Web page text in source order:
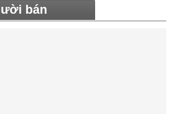
bán